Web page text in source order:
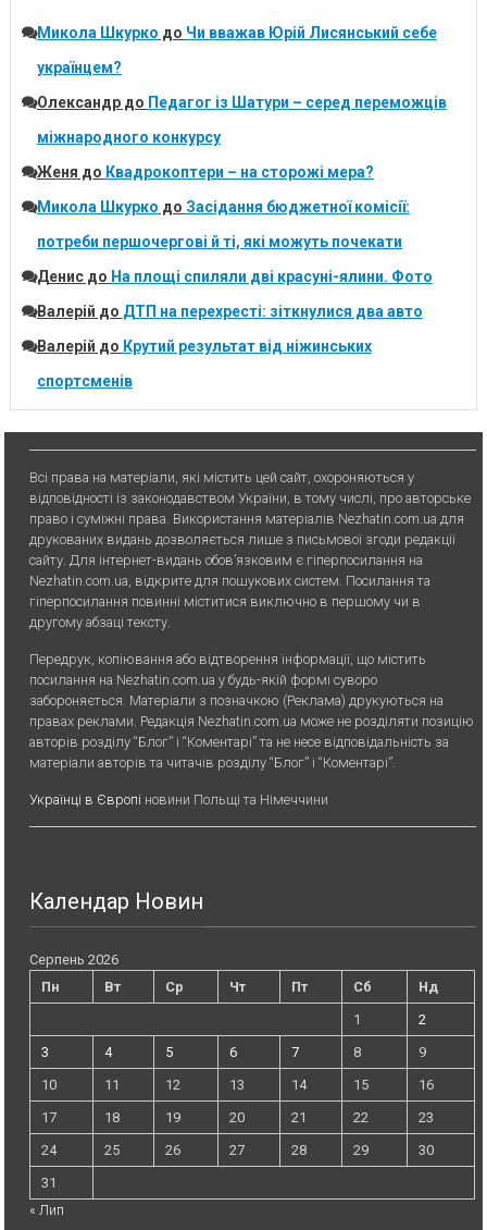
Микола Шкурко до Чи вважав Юрій Лисянський себе
українцем?
Олександрдо Педагог із Шатури – серед переможців
міжнародного конкурсу
Женя до Квадрокоптери – на сторожі мера?
Микола Шкурко до Засідання бюджетної комісії:
потреби першочергові й ті, які можуть почекати
Денисдо На площі спиляли дві красуні-ялини. Фото
Валерій до ДТП на перехресті: зіткнулися два авто
Валерій до Крутий результат від ніжинських
спортсменів
Всі права на матеріали, які містить цей сайт, охороняються у
відповідності із законодавством України, в тому числі, про авторське
право і суміжні права. Використання матерiалiв Nezhatin.com.ua для
друкованих видань дозволяється лише з письмової згоди редакції
сайту. Для iнтернет-видань обов’язковим є гiперпосилання на
Nezhatin.com.ua, відкрите для пошукових систем. Посилання та
гіперпосилання повинні міститися виключно в першому чи в
другому абзаці тексту.
Передрук, копiювання або вiдтворення iнформацiї, що мiстить
посилання на Nezhatin.com.ua у будь-якiй формi суворо
забороняється. Матеріали з позначкою (Реклама) друкуються на
правах реклами. Редакція Nezhatin.com.ua може не розділяти позицію
авторів розділу “Блог” і “Коментарі” та не несе відповідальність за
матеріали авторів та читачів розділу “Блог” і “Коментарі”.
Українці в Європі новини Польщі та Німеччини
Календар Новин
Серпень 2026
Пн
Вт Ср Чт Пт Сб
Нд
1
2
3
4 5 6 7 8
9
10
11 12 13 14 15
16
17
18 19 20 21 22
23
24
25 26 27 28 29
30
31
« Лип